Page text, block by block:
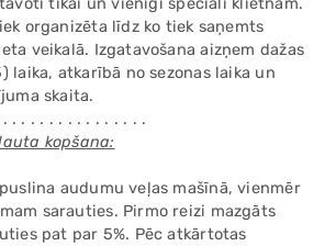
organizēta līdz ko tiek saņemts
veikalā. Izgatavošana aizņem dažas
laika, atkarībā no sezonas laika un
skaita.
. . . . . . . . . . . . . . .
kopšana:
audumu veļas mašīnā, vienmēr
sarauties. Pirmo reizi mazgāts
pat par 5%. Pēc atkārtotas